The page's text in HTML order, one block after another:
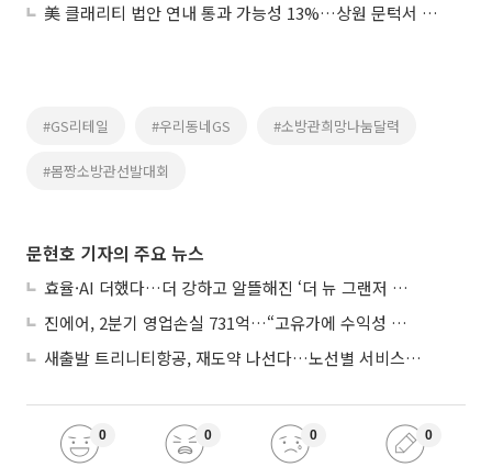
美 클래리티 법안 연내 통과 가능성 13%…상원 문턱서 제동
#GS리테일 #우리동네GS #소방관희망나눔달력
#몸짱소방관선발대회
문현호 기자의 주요 뉴스
효율·AI 더했다…더 강하고 알뜰해진 ‘더 뉴 그랜저 하이브리드’
진에어, 2분기 영업손실 731억…“고유가에 수익성 악화”
새출발 트리니티항공, 재도약 나선다…노선별 서비스 차별화
0 0 0 0